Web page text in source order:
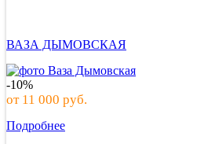
ВАЗА ДЫМОВСКАЯ
-10%
от 11 000 руб.
Подробнее